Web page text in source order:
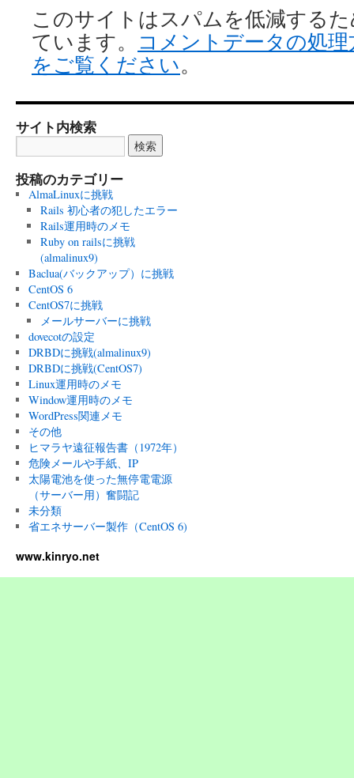
このサイトはスパムを低減するた
ています。
コメントデータの処
をご覧ください。
サイト内検索
投稿のカテゴリー
AlmaLinuxに挑戦
Rails 初心者の犯したエラー
Rails運用時のメモ
Ruby on railsに挑戦
(almalinux9)
Baclua(バックアップ）に挑戦
CentOS 6
CentOS7に挑戦
メールサーバーに挑戦
dovecotの設定
DRBDに挑戦(almalinux9)
DRBDに挑戦(CentOS7)
Linux運用時のメモ
Window運用時のメモ
WordPress関連メモ
その他
ヒマラヤ遠征報告書（1972年）
危険メールや手紙、IP
太陽電池を使った無停電電源
（サーバー用）奮闘記
未分類
省エネサーバー製作（CentOS 6)
www.kinryo.net